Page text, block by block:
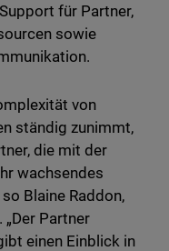
für Partner,
sowie
von
ständig zunimmt,
die mit der
wachsendes
Blaine Raddon,
„Der Partner
einen Einblick in